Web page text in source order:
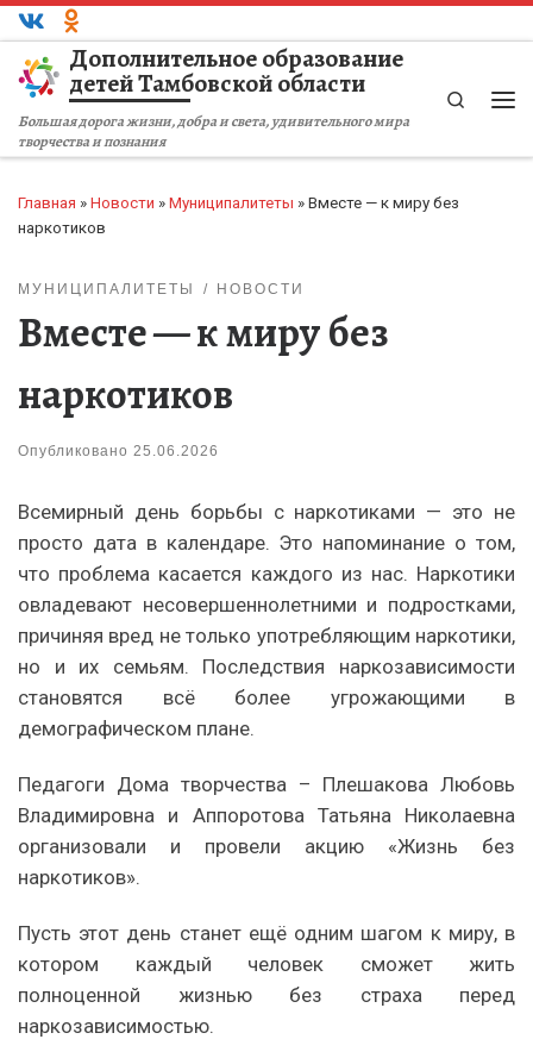
Перейти к содержимому
Дополнительное образование
детей Тамбовской области
Большая дорога жизни, добра и света, удивительного мира
творчества и познания
Search
Главная » Новости » Муниципалитеты » Вместе — к миру без
наркотиков
МУНИЦИПАЛИТЕТЫ НОВОСТИ
Вместе — к миру без
наркотиков
Опубликовано 25.06.2026
Всемирный день борьбы с наркотиками — это не
просто дата в календаре. Это напоминание о том,
что проблема касается каждого из нас. Наркотики
овладевают несовершеннолетними и подростками,
причиняя вред не только употребляющим наркотики,
но и их семьям. Последствия наркозависимости
становятся всё более угрожающими в
демографическом плане.
Педагоги Дома творчества – Плешакова Любовь
Владимировна и Аппоротова Татьяна Николаевна
организовали и провели акцию «Жизнь без
наркотиков».
Пусть этот день станет ещё одним шагом к миру, в
котором каждый человек сможет жить
полноценной жизнью без страха перед
наркозависимостью.